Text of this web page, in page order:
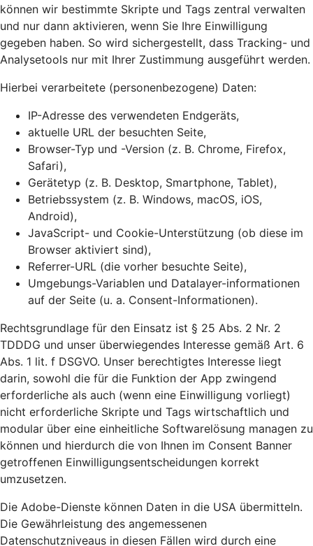
können wir bestimmte Skripte und Tags zentral verwalten
und nur dann aktivieren, wenn Sie Ihre Einwilligung
gegeben haben. So wird sichergestellt, dass Tracking- und
Analysetools nur mit Ihrer Zustimmung ausgeführt werden.
Hierbei verarbeitete (personenbezogene) Daten:
IP-Adresse des verwendeten Endgeräts,
aktuelle URL der besuchten Seite,
Browser-Typ und -Version (z. B. Chrome, Firefox,
Safari),
Gerätetyp (z. B. Desktop, Smartphone, Tablet),
Betriebssystem (z. B. Windows, macOS, iOS,
Android),
JavaScript- und Cookie-Unterstützung (ob diese im
Browser aktiviert sind),
Referrer-URL (die vorher besuchte Seite),
Umgebungs-Variablen und Datalayer-informationen
auf der Seite (u. a. Consent-Informationen).
Rechtsgrundlage für den Einsatz ist § 25 Abs. 2 Nr. 2
TDDDG und unser überwiegendes Interesse gemäß Art. 6
Abs. 1 lit. f DSGVO. Unser berechtigtes Interesse liegt
darin, sowohl die für die Funktion der App zwingend
erforderliche als auch (wenn eine Einwilligung vorliegt)
nicht erforderliche Skripte und Tags wirtschaftlich und
modular über eine einheitliche Softwarelösung managen zu
können und hierdurch die von Ihnen im Consent Banner
getroffenen Einwilligungsentscheidungen korrekt
umzusetzen.
Die Adobe-Dienste können Daten in die USA übermitteln.
Die Gewährleistung des angemessenen
Datenschutzniveaus in diesen Fällen wird durch eine